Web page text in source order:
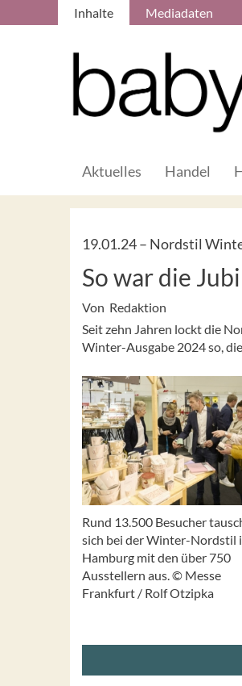
Inhalte Mediadaten
Aktuelles Handel
19.01.24 – Nordstil
So war die
Von Redaktion
Seit zehn Jahren lockt die
Winter-Ausgabe 2024 so,
Rund 13.500 Besucher
sich bei der Winter-Nordstil
Hamburg mit den über 750
Ausstellern aus. © Messe
Frankfurt / Rolf Otzipka